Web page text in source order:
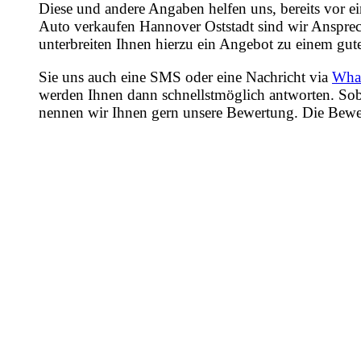
Diese und andere Angaben helfen uns, bereits vor
Auto verkaufen Hannover Oststadt sind wir
unterbreiten Ihnen hierzu ein Angebot zu einem
Sie uns auch eine SMS oder eine Nachricht via
werden Ihnen dann schnellstmöglich antworten.
nennen wir Ihnen gern unsere Bewertung. Die